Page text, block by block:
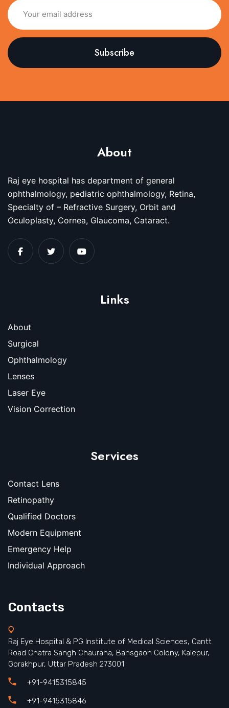
About
Raj eye hospital has department of general
ophthalmology, pediatric ophthalmology, Retina,
Specialty of – Refractive Surgery, Orbit and
Oculoplasty, Cornea, Glaucoma, Cataract.
Links
About
Surgical
Ophthalmology
Lenses
Laser Eye
Vision Correction
Services
Contact Lens
Retinopathy
Qualified Doctors
Modern Equipment
Emergency Help
Individual Approach
Contacts
Raj Eye Hospital & PG Institute of Medical Sciences, Cantt
Road Chatra Sangh Chauraha, Bansgaon Colony, Kalepur,
Gorakhpur, Uttar Pradesh 273001
+91-9415315845
+91-9415315846